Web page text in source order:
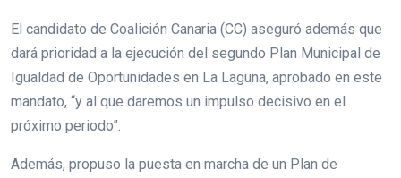
El candidato de Coalición Canaria (CC) aseguró además que
dará prioridad a la ejecución del segundo Plan Municipal de
Igualdad de Oportunidades en La Laguna, aprobado en este
mandato, “y al que daremos un impulso decisivo en el
próximo periodo”.
Además, propuso la puesta en marcha de un Plan de